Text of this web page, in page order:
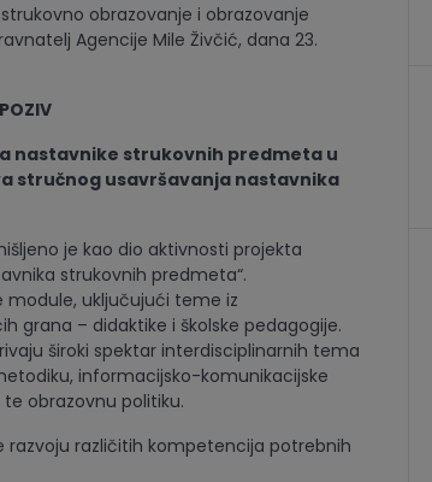
obrazovanje i obrazovanje
Agencije Mile Živčić, dana 23.
nastavnike strukovnih predmeta u
stručnog usavršavanja nastavnika
je kao dio aktivnosti projekta
strukovnih predmeta“.
module, uključujući teme iz
grana – didaktike i školske pedagogije.
široki spektar interdisciplinarnih tema
informacijsko-komunikacijske
obrazovnu politiku.
razvoju različitih kompetencija potrebnih